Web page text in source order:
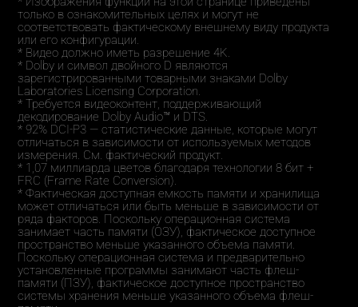
только в ознакомительных целях и могут не
соответствовать фактическому внешнему виду продукта
или его конфигурации.
* Видео должно иметь разрешение 4K.
* Dolby и символ двойного D являются
зарегистрированными товарными знаками Dolby
Laboratories Licensing Corporation.
* Требуется видеоконтент, поддерживающий
декодирование Dolby Audio™ и DTS.
* 92% DCI-P3 — статистические данные, которые могут
отличаться в зависимости от используемых методов
измерения. См. фактический продукт.
* 1,07 миллиарда цветов благодаря технологии 8 бит +
FRC (Frame Rate Conversion).
* Фактическая доступная емкость памяти и хранилища
может отличаться или быть меньше в зависимости от
ряда факторов. Поскольку операционная система
занимает часть памяти (ОЗУ), фактическое доступное
пространство меньше указанного объема памяти.
Поскольку операционная система и предварительно
установленные программы занимают часть флеш-
памяти (ПЗУ), фактическое доступное пространство
системы хранения меньше указанного объема флеш-